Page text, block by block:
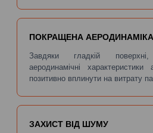
ПОКРАЩЕНА АЕРОДИНАМІКА
Завдяки гладкій
аеродинамічні
позитивно вплинути на витрату
ЗАХИСТ ВІД ШУМУ